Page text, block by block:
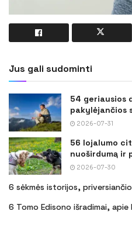
Jus gali sudominti
54 geriausios
pakylėjančios
2026-07-31
56 lojalumo
nuoširdumą ir
2026-07-30
6 sėkmės istorijos,
6 Tomo Edisono išradimai,